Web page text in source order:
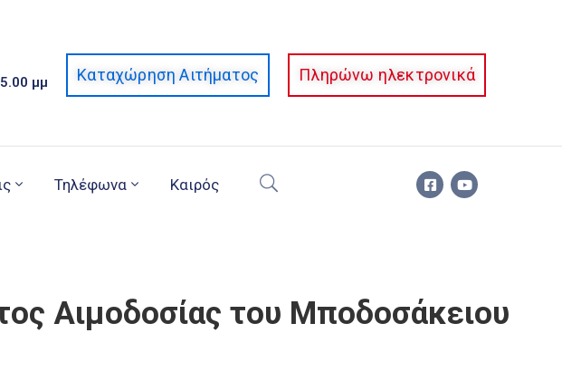
μμ Καταχώρηση Αιτήματος Πληρώνω ηλεκτρονικά
Τηλέφωνα Καιρός
Αιμοδοσίας του Μποδοσάκειου